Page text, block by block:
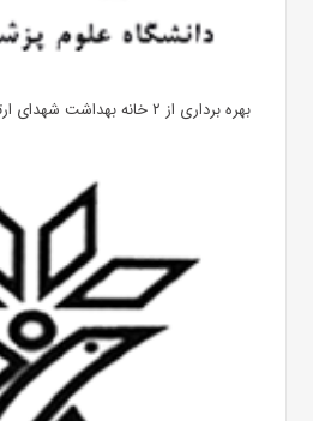
بهره ‌برداری از ۲ خانه بهداشت شهدای ارتش در چهارمحال و بختیاری